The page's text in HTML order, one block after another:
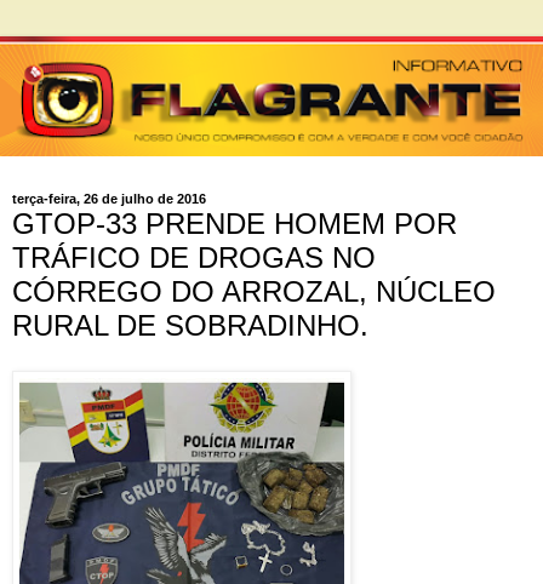
terça-feira, 26 de julho de 2016
GTOP-33 PRENDE HOMEM POR
TRÁFICO DE DROGAS NO
CÓRREGO DO ARROZAL, NÚCLEO
RURAL DE SOBRADINHO.